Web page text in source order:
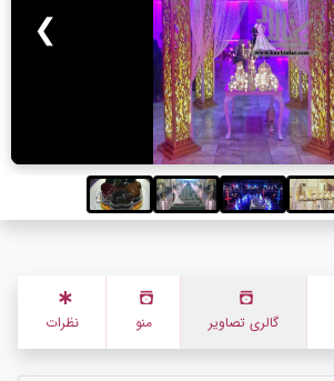
❯
گالری تصاویر منو نظرات